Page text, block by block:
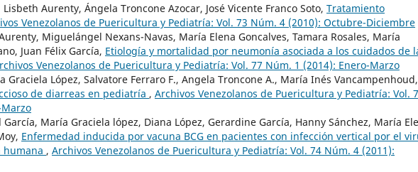
Aurenty, Ángela Troncone Azocar, José Vicente Franco Soto, Tratamiento
Venezolanos de Puericultura y Pediatría: Vol. 73 Núm. 4 (2010): Octubre-Diciembre
Miguelángel Nexans-Navas, María Elena Goncalves, Tamara Rosales, María
Juan Félix García, Etiología y mortalidad por neumonía asociada a los cuidados de
Venezolanos de Puericultura y Pediatría: Vol. 77 Núm. 1 (2014): Enero-Marzo
Graciela López, Salvatore Ferraro F., Angela Troncone A., María Inés Vancampenhoud,
de diarreas en pediatría , Archivos Venezolanos de Puericultura y Pediatría: Vol.
María Graciela lópez, Diana López, Gerardine García, Hanny Sánchez, María
Enfermedad inducida por vacuna BCG en pacientes con infección vertical por el
humana , Archivos Venezolanos de Puericultura y Pediatría: Vol. 74 Núm. 4 (2011):